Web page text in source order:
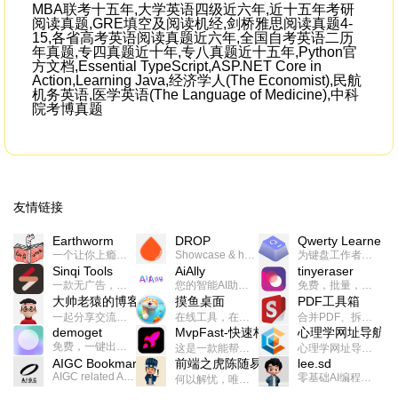
MBA联考十五年,大学英语四级近六年,近十五年考研
阅读真题,GRE填空及阅读机经,剑桥雅思阅读真题4-
15,各省高考英语阅读真题近六年,全国自考英语二历
年真题,专四真题近十年,专八真题近十五年,Python官
方文档,Essential TypeScript,ASP.NET Core in
Action,Learning Java,经济学人(The Economist),民航
机务英语,医学英语(The Language of Medicine),中科
院考博真题
友情链接
Earthworm DROP Qwerty Learner
为键盘工作者设计的单词与肌肉记忆锻炼软件
Sinqi Tools AiAlly tinyeraser
大帅老猿的博客 摸鱼桌面 PDF工具箱
合并PDF、拆分PDF、旋转PDF、裁剪PDF、转换PDF、加密PDF、解密PDF、PDF加水印等多种PDF处理功能
demoget MvpFast-快速构建网站应用
这是一款能帮助你快速构建个人网站的应用，使用最新的前端技术栈，集成登录、鉴权、手机、邮箱、数据库、博客、文章、支付等等网站所需要的功能，你只需要花几个小时开发你的核心功能就可以上线，一次购买，永久拥有
心理学网址导航
AIGC Bookmarks 前端之虎陈随易 lee.sd